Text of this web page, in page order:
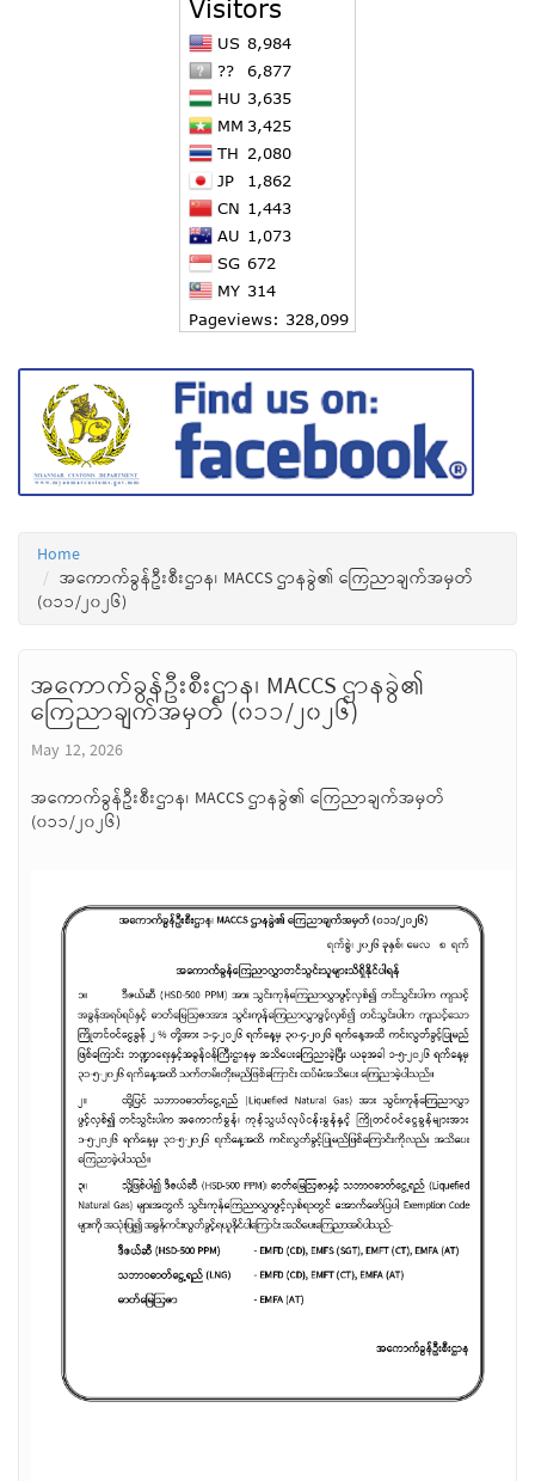
Home
အကောက်ခွန်ဦးစီးဌာန၊ MACCS ဌာနခွဲ၏ ကြေညာချက်အမှတ်
(၀၁၁/၂၀၂၆)
အကောက်ခွန်ဦးစီးဌာန၊ MACCS ဌာနခွဲ၏
ကြေညာချက်အမှတ် (၀၁၁/၂၀၂၆)
May 12, 2026
အကောက်ခွန်ဦးစီးဌာန၊ MACCS ဌာနခွဲ၏ ကြေညာချက်အမှတ်
(၀၁၁/၂၀၂၆)